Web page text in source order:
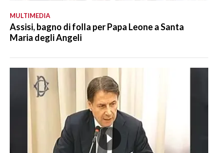
MULTIMEDIA
Assisi, bagno di folla per Papa Leone a Santa
Maria degli Angeli